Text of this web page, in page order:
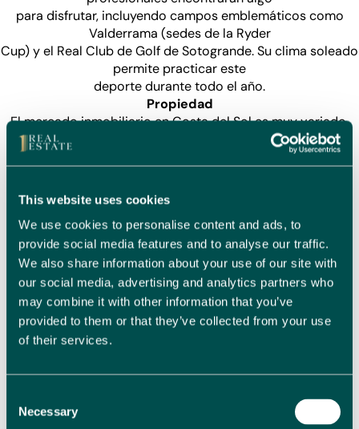
This website uses cookies
We use cookies to personalise content and ads, to
provide social media features and to analyse our traffic.
We also share information about your use of our site with
our social media, advertising and analytics partners who
may combine it with other information that you’ve
provided to them or that they’ve collected from your use
of their services.
Selection
Necessary
para disfrutar, incluyendo campos emblemáticos como
Valderrama (sedes de la Ryder
Cup) y el Real Club de Golf de Sotogrande. Su clima soleado
permite practicar este
deporte durante todo el año.
Propiedad
El mercado inmobiliario en Costa del Sol es muy variado,
lujo en Marbella hasta modernos apartamentos en el
casas rurales y adosadas encantadoras. Esta región es
reconocida por ofrecer buena
relación calidad-precio respecto a otras zonas costeras
europeas. Además, la fuerte
demanda de alquileres vacacionales convierte la compra
aquí en una inversión
inteligente.
Preguntas Frecuentes (FAQs)
● ¿Dónde están las propiedades más asequibles en
Coín o Alhaurín el Grande. Ofrecen excelente relación